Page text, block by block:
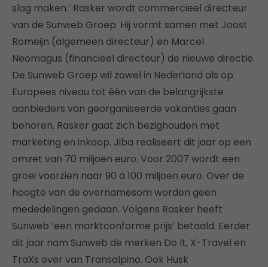
slag maken.’ Rasker wordt commercieel directeur
van de Sunweb Groep. Hij vormt samen met Joost
Romeijn (algemeen directeur) en Marcel
Neomagus (financieel directeur) de nieuwe directie.
De Sunweb Groep wil zowel in Nederland als op
Europees niveau tot één van de belangrijkste
aanbieders van georganiseerde vakanties gaan
behoren. Rasker gaat zich bezighouden met
marketing en inkoop. Jiba realiseert dit jaar op een
omzet van 70 miljoen euro. Voor 2007 wordt een
groei voorzien naar 90 á 100 miljoen euro. Over de
hoogte van de overnamesom worden geen
mededelingen gedaan. Volgens Rasker heeft
Sunweb ‘een marktconforme prijs’ betaald. Eerder
dit jaar nam Sunweb de merken Do It, X-Travel en
TraXs over van Transalpino. Ook Husk